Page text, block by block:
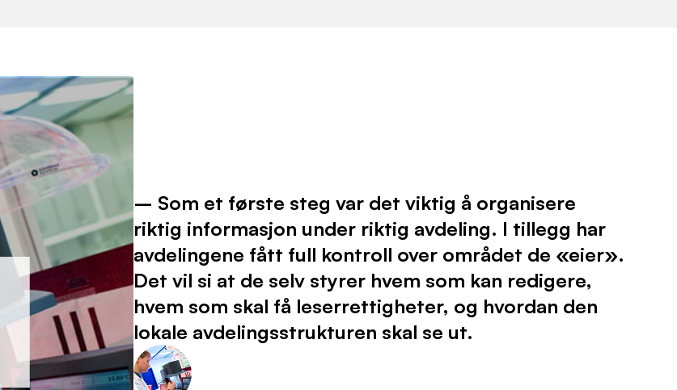
– Som et første steg var det viktig å organisere
riktig informasjon under riktig avdeling. I tillegg har
avdelingene fått full kontroll over området de «eier».
Det vil si at de selv styrer hvem som kan redigere,
hvem som skal få leserrettigheter, og hvordan den
lokale avdelingsstrukturen skal se ut.